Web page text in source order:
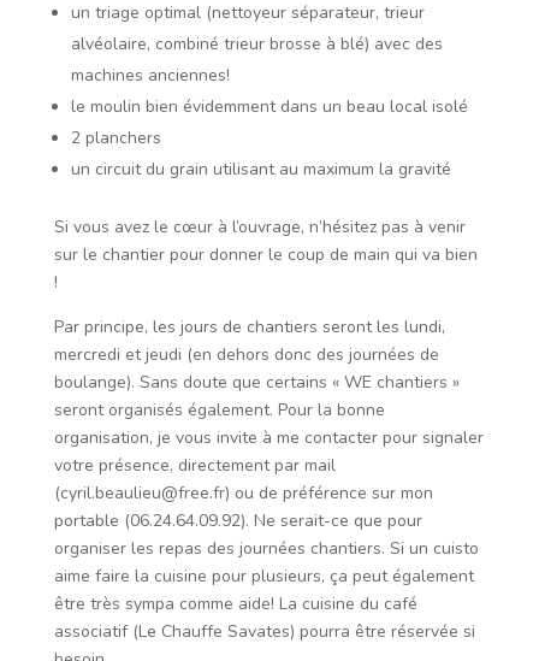
un triage optimal (nettoyeur séparateur, trieur
alvéolaire, combiné trieur brosse à blé) avec des
machines anciennes!
le moulin bien évidemment dans un beau local isolé
2 planchers
un circuit du grain utilisant au maximum la gravité
Si vous avez le cœur à l’ouvrage, n’hésitez pas à venir
sur le chantier pour donner le coup de main qui va bien
!
Par principe, les jours de chantiers seront les lundi,
mercredi et jeudi (en dehors donc des journées de
boulange). Sans doute que certains « WE chantiers »
seront organisés également. Pour la bonne
organisation, je vous invite à me contacter pour signaler
votre présence, directement par mail
(cyril.beaulieu@free.fr) ou de préférence sur mon
portable (06.24.64.09.92). Ne serait-ce que pour
organiser les repas des journées chantiers. Si un cuisto
aime faire la cuisine pour plusieurs, ça peut également
être très sympa comme aide! La cuisine du café
associatif (Le Chauffe Savates) pourra être réservée si